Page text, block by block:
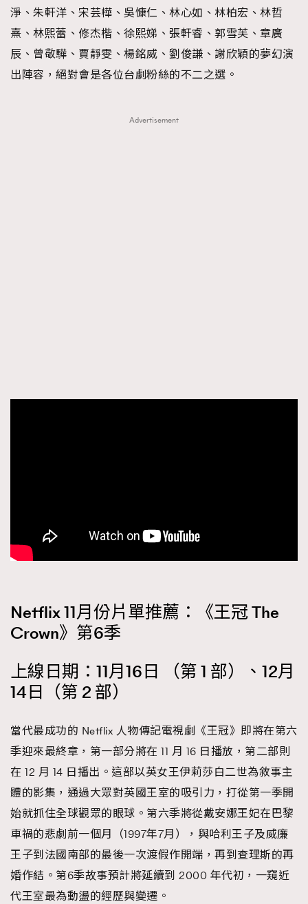
淨、朱軒洋、宋芸樺、吳慷仁、林心如、林柏宏、林哲
熹、林熙蕾、修杰楷、徐熙娣、張軒睿、郭雪芙、章廣
辰、曾敬驊、賈靜雯、楊銘威、劉俊謙、謝欣穎的夢幻演
出陣容，絕對會是各位台劇粉絲的不二之選。
Advertisement
Netflix 11月份片單推薦：《王冠 The
Crown》第6季
上線日期：11月16日 （第 1 部）、12月
14日（第 2 部）
當代最成功的 Netflix 人物傳記電視劇《王冠》即將在第六
季迎來最終章，第一部分將在 11 月 16 日播放，第二部則
在 12 月 14 日播出。這部以英女王伊莉莎白二世為敘事主
體的影集，通過大眾對英國王室的吸引力，打從第一季開
始就抓住全球觀眾的眼球。第六季將從戴安娜王妃在巴黎
車禍的悲劇前一個月（1997年7月），與哈利王子及威廉
王子到法國南部的最後一次渡假作開端，再到查理斯的再
婚作結。第6季故事預計將延續到 2000 年代初，一窺近
代王室最為動盪的經歷與變遷。